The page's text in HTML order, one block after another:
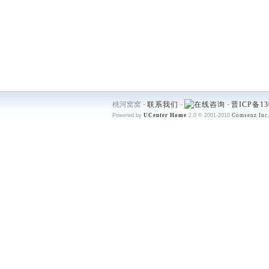
桃河窝窝 - 联系我们 - - 晋ICP备
Powered by UCenter Home 2.0 © 2001-2010 Comsenz Inc.